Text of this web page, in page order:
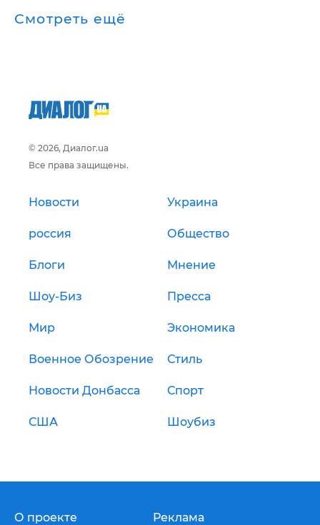
Смотреть ещё
© 2026, Диалог.ua
Все права защищены.
Новости Украина
россия Общество
Блоги Мнение
Шоу-Биз Пресса
Мир Экономика
Военное Обозрение Стиль
Новости Донбасса Спорт
США Шоубиз
О проекте Реклама